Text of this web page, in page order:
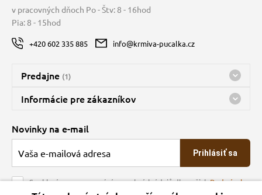
v pracovných dňoch Po - Štv: 8 - 16hod
Pia: 8 - 15hod
+420 602 335 885 info@krmiva-pucalka.cz
Predajne (1)
Predajňa a sklad Kbely
Informácie pre zákazníkov
O spoločnosti
Veľkoobchod
Obchodné podmienky
Novinky na e-mail
Prihlásiť sa
Souhlasím se zpracováním osobních údajů dle našichPodmínek
ochrany osobních údajů